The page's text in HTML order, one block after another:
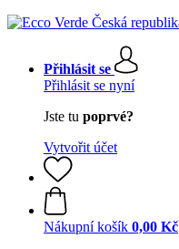
Přihlásit se
Přihlásit se nyní
Jste tu poprvé?
Vytvořit účet
Nákupní košík 0,00 Kč